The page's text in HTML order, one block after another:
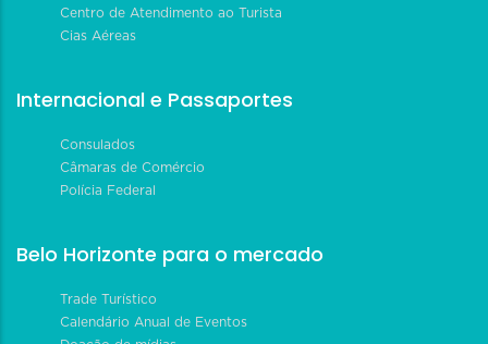
Centro de Atendimento ao Turista
Cias Aéreas
Internacional e Passaportes
Consulados
Câmaras de Comércio
Polícia Federal
Belo Horizonte para o mercado
Trade Turístico
Calendário Anual de Eventos